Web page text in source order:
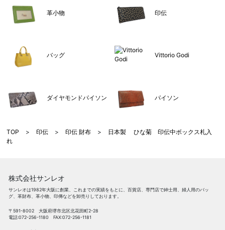
革小物 印伝
バッグ Vittorio Godi
ダイヤモンドパイソン パイソン
TOP > 印伝 > 印伝 財布 >
日本製 ひな菊 印伝中ボックス札入
れ
株式会社サンレオ
サンレオは1982年大阪に創業、これまでの実績をもとに、百貨店、専門店で紳士用、婦人用のバッ
グ、革財布、革小物、印傳などを卸売りしております。
〒591-8002 大阪府堺市北区北花田町2-28
電話:072-256-1180 FAX:072-256-1181